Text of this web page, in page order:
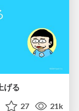
げる
27 21k